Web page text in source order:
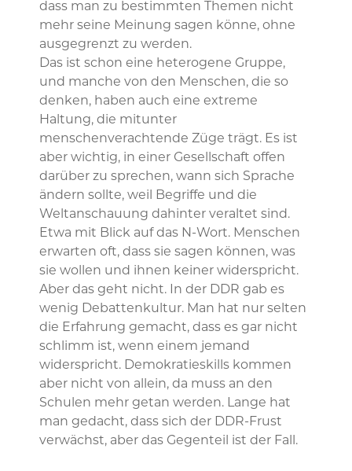
dass man zu bestimmten Themen nicht
mehr seine Meinung sagen könne, ohne
ausgegrenzt zu werden.
Das ist schon eine heterogene Gruppe,
und manche von den Menschen, die so
denken, haben auch eine extreme
Haltung, die mitunter
menschenverachtende Züge trägt. Es ist
aber wichtig, in einer Gesellschaft offen
darüber zu sprechen, wann sich Sprache
ändern sollte, weil Begriffe und die
Weltanschauung dahinter veraltet sind.
Etwa mit Blick auf das N-Wort. Menschen
erwarten oft, dass sie sagen können, was
sie wollen und ihnen keiner widerspricht.
Aber das geht nicht. In der DDR gab es
wenig Debattenkultur. Man hat nur selten
die Erfahrung gemacht, dass es gar nicht
schlimm ist, wenn einem jemand
widerspricht. Demokratieskills kommen
aber nicht von allein, da muss an den
Schulen mehr getan werden. Lange hat
man gedacht, dass sich der DDR-Frust
verwächst, aber das Gegenteil ist der Fall.